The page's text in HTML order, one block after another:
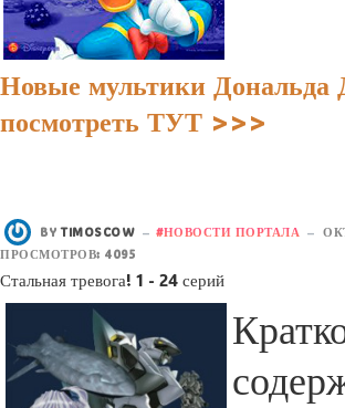
Новые мультики Дональда
посмотреть ТУТ >>>
BY TIMOSCOW НОВОСТИ ПОРТАЛА
ПРОСМОТРОВ: 4095
Стальная тревога! 1 - 24 серий